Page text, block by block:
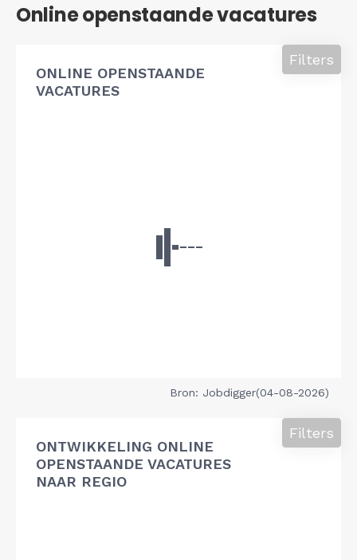
Online openstaande vacatures
ONLINE OPENSTAANDE
VACATURES
Filters
Bron: Jobdigger(04-08-2026)
ONTWIKKELING ONLINE
OPENSTAANDE VACATURES
NAAR REGIO
Filters